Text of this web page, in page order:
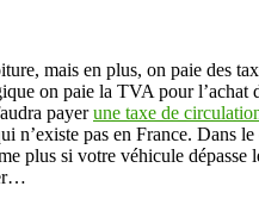
mais en plus, on paie des
on paie la TVA pour l’achat
payerune taxe de
n’existe pas en France.
plus si votre véhicule